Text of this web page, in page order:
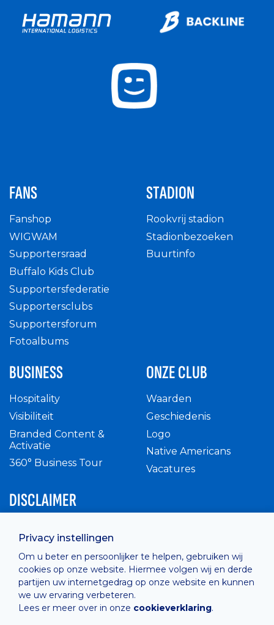
Privacy instellingen
Om u beter en persoonlijker te helpen, gebruiken wij
cookies op onze website. Hiermee volgen wij en derde
partijen uw internetgedrag op onze website en kunnen
we uw ervaring verbeteren.
Lees er meer over in onze cookieverklaring.
FANS
Fanshop
WIGWAM
Supportersraad
Buffalo Kids Club
Supportersfederatie
Supportersclubs
Supportersforum
Fotoalbums
STADION
Rookvrij stadion
Stadionbezoeken
Buurtinfo
BUSINESS
Hospitality
Visibiliteit
Branded Content &
Activatie
360° Business Tour
ONZE CLUB
Waarden
Geschiedenis
Logo
Native Americans
Vacatures
DISCLAIMER
Privacy Policy
Cashless
verkoopsvoorwaarden
Cookie Policy